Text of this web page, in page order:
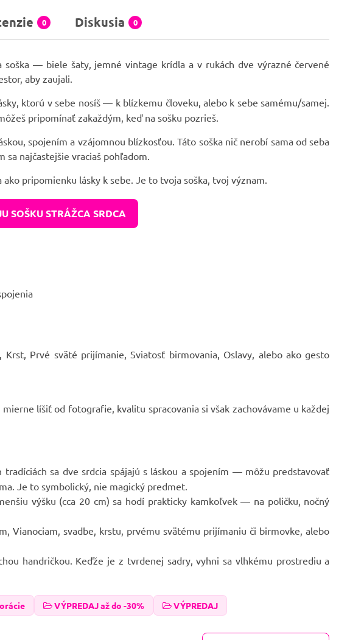
0 Diskusia 0
— biele šaty, jemné vintage krídla a v rukách dve výrazné červené
aby zaujali.
ktorú v sebe nosíš — k blízkemu človeku, alebo k sebe samému/samej.
pripomínať zakaždým, keď na sošku pozrieš.
spojením a vzájomnou blízkosťou. Táto soška nič nerobí sama od seba
najčastejšie vraciaš pohľadom.
pripomienku lásky k sebe. Je to tvoja soška, tvoj význam.
SOŠKU STRÁŽCA SRDCA
Prvé sväté prijímanie, Sviatosť birmovania, Oslavy, alebo ako gesto
líšiť od fotografie, kvalitu spracovania si však zachovávame u každej
tradíciách sa dve srdcia spájajú s láskou a spojením — môžu predstavovať
Je to symbolický, nie magický predmet.
výšku (cca 20 cm) sa hodí prakticky kamkoľvek — na poličku, nočný
Vianociam, svadbe, krstu, prvému svätému prijímaniu či birmovke, alebo
handričkou. Keďže je z tvrdenej sadry, vyhni sa vlhkému prostrediu a
VÝPREDAJ až do -30% VÝPREDAJ